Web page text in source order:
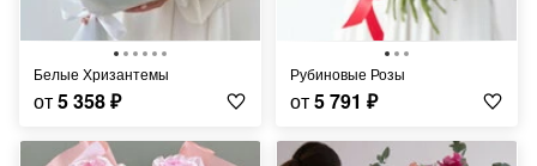
Белые Хризантемы
от5 358₽
Рубиновые Розы
от5 791 ₽